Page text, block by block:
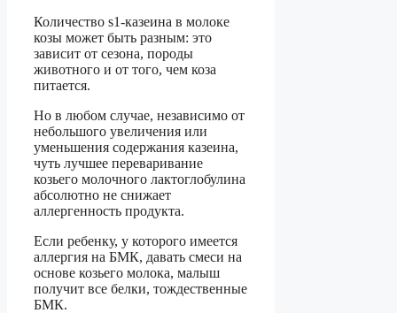
Количество s1-казеина в молоке
козы может быть разным: это
зависит от сезона, породы
животного и от того, чем коза
питается.
Но в любом случае, независимо от
небольшого увеличения или
уменьшения содержания казеина,
чуть лучшее переваривание
козьего молочного лактоглобулина
абсолютно не снижает
аллергенность продукта.
Если ребенку, у которого имеется
аллергия на БМК, давать смеси на
основе козьего молока, малыш
получит все белки, тождественные
БМК.